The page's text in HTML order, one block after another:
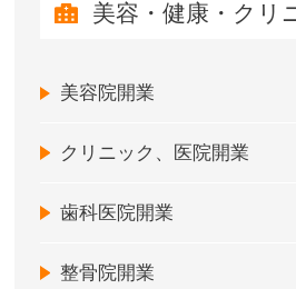
美容・健康・クリ
美容院開業
クリニック、医院開業
歯科医院開業
整骨院開業